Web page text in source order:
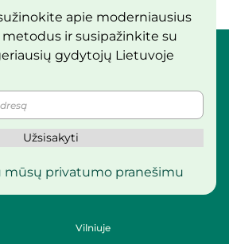
apie moderniausius
ir susipažinkite su
gydytojų Lietuvoje
Užsisakyti
mūsų privatumo pranešimu
Vilniuje